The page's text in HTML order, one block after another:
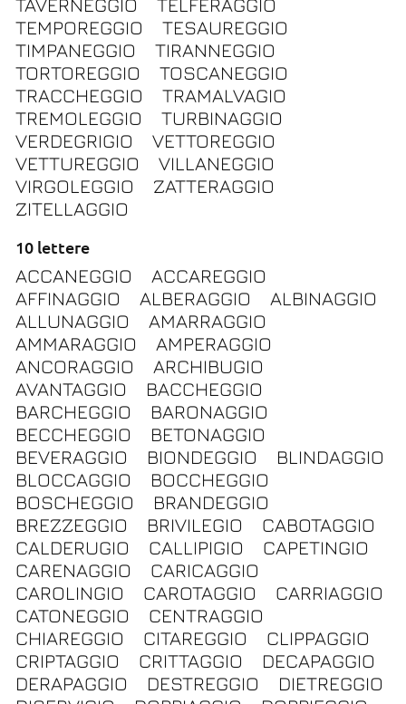
TAVERNEGGIO
TELFERAGGIO
TEMPOREGGIO
TESAUREGGIO
TIMPANEGGIO
TIRANNEGGIO
TORTOREGGIO
TOSCANEGGIO
TRACCHEGGIO
TRAMALVAGIO
TREMOLEGGIO
TURBINAGGIO
VERDEGRIGIO
VETTOREGGIO
VETTUREGGIO
VILLANEGGIO
VIRGOLEGGIO
ZATTERAGGIO
ZITELLAGGIO
10 lettere
ACCANEGGIO
ACCAREGGIO
AFFINAGGIO
ALBERAGGIO
ALBINAGGIO
ALLUNAGGIO
AMARRAGGIO
AMMARAGGIO
AMPERAGGIO
ANCORAGGIO
ARCHIBUGIO
AVANTAGGIO
BACCHEGGIO
BARCHEGGIO
BARONAGGIO
BECCHEGGIO
BETONAGGIO
BEVERAGGIO
BIONDEGGIO
BLINDAGGIO
BLOCCAGGIO
BOCCHEGGIO
BOSCHEGGIO
BRANDEGGIO
BREZZEGGIO
BRIVILEGIO
CABOTAGGIO
CALDERUGIO
CALLIPIGIO
CAPETINGIO
CARENAGGIO
CARICAGGIO
CAROLINGIO
CAROTAGGIO
CARRIAGGIO
CATONEGGIO
CENTRAGGIO
CHIAREGGIO
CITAREGGIO
CLIPPAGGIO
CRIPTAGGIO
CRITTAGGIO
DECAPAGGIO
DERAPAGGIO
DESTREGGIO
DIETREGGIO